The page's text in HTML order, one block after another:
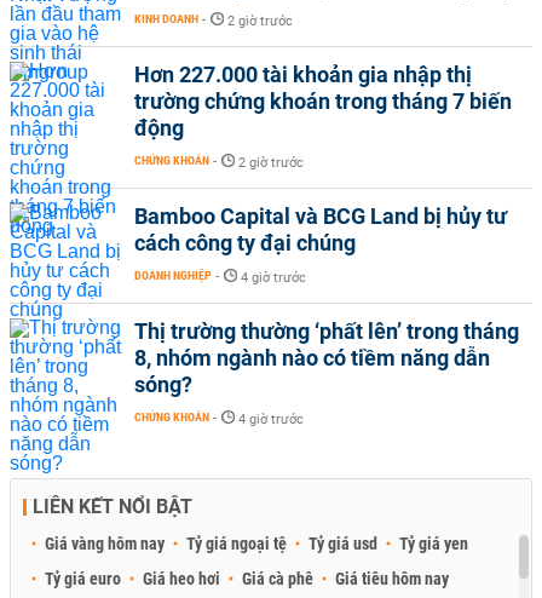
KINH DOANH - 2 giờ trước
Hơn 227.000 tài khoản gia nhập thị
trường chứng khoán trong tháng 7 biến
động
CHỨNG KHOÁN - 2 giờ trước
Bamboo Capital và BCG Land bị hủy tư
cách công ty đại chúng
DOANH NGHIỆP - 4 giờ trước
Thị trường thường ‘phất lên’ trong tháng
8, nhóm ngành nào có tiềm năng dẫn
sóng?
CHỨNG KHOÁN - 4 giờ trước
LIÊN KẾT NỔI BẬT
Giá vàng hôm nay Tỷ giá ngoại tệ Tỷ giá usd
Tỷ giá yen
Tỷ giá euro
Giá heo hơi Giá cà phê Giá tiêu hôm nay